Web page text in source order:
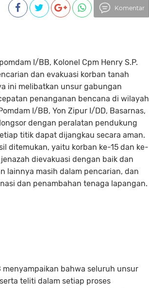
Komentar
I/BB, Kolonel Cpm Henry S.P.
dan evakuasi korban tanah
ini melibatkan unsur gabungan
penanganan bencana di wilayah
I/BB, Yon Zipur I/DD, Basarnas,
dengan peralatan pendukung
titik dapat dijangkau secara aman.
ditemukan, yaitu korban ke-15 dan ke-
dievakuasi dengan baik dan
lainnya masih dalam pencarian, dan
dan penambahan tenaga lapangan.
menyampaikan bahwa seluruh unsur
teliti dalam setiap proses